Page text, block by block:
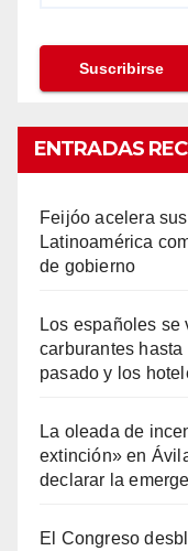
ENTRADAS
Feijóo acelera
Latinoamérica
de gobierno
Los españoles
carburantes
pasado y los
La oleada de
extinción» en
declarar la
El Congreso